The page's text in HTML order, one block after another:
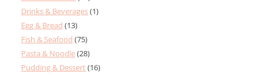
Drinks & Beverages(1)
Egg & Bread (13)
Fish & Seafood (75)
Pasta & Noodle(28)
Pudding & Dessert(16)